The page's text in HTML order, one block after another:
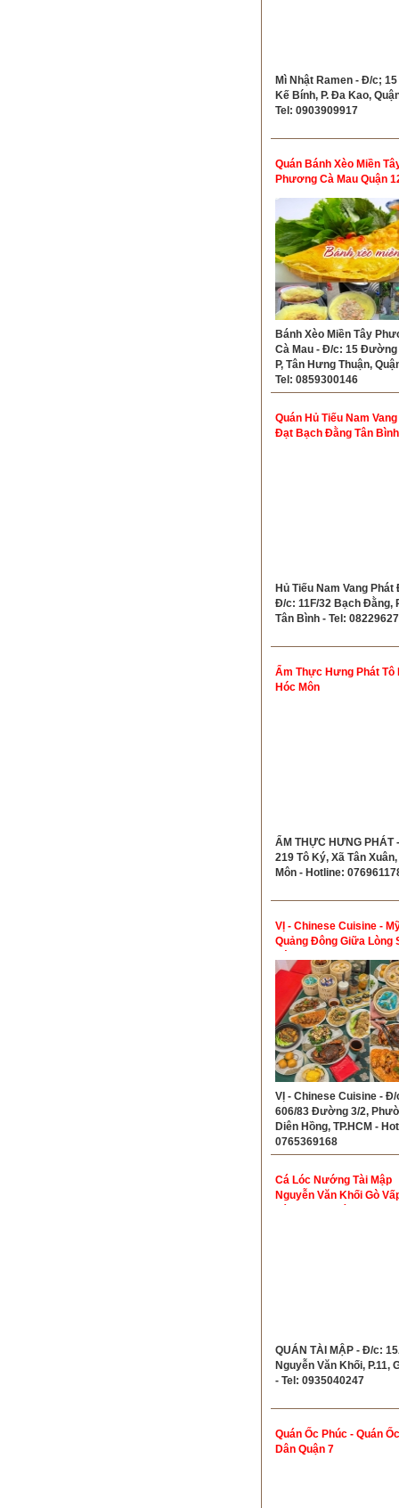
Mì Nhật Ramen - Đ/c; 15
Kế Bính, P. Đa Kao,
Tel: 0903909917
Quán Bánh Xèo Miền
Phương Cà Mau Quận
Bánh Xèo Miền Tây
Cà Mau - Đ/c: 15 Đường
P, Tân Hưng Thuận,
Tel: 0859300146
Quán Hủ Tiếu Nam
Đạt Bạch Đằng Tân Bình
Hủ Tiếu Nam Vang Phát
Đ/c: 11F/32 Bạch Đằng,
Tân Bình - Tel:
Ẩm Thực Hưng Phát Tô
Hóc Môn
ẨM THỰC HƯNG PHÁT
219 Tô Ký, Xã Tân
Môn - Hotline:
VỊ - Chinese Cuisine -
Quảng Đông Giữa Lòng
VỊ - Chinese Cuisine - Đ/
606/83 Đường 3/2,
Diên Hồng, TP.HCM -
0765369168
Cá Lóc Nướng Tài Mập
Nguyễn Văn Khối Gò
QUÁN TÀI MẬP - Đ/c:
Nguyễn Văn Khối, P.11,
- Tel: 0935040247
Quán Ốc Phúc - Quán
Dân Quận 7